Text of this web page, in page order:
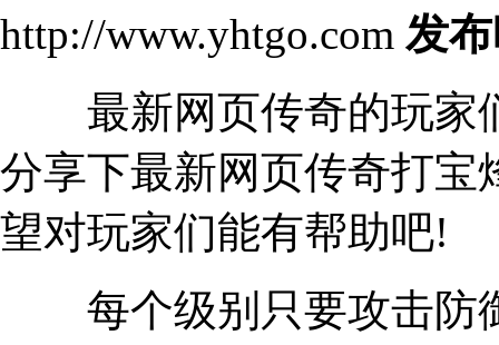
http://www.yhtgo.com 发
最新网页传奇的玩家
分享下最新网页传奇打宝
望对玩家们能有帮助吧!
每个级别只要攻击防